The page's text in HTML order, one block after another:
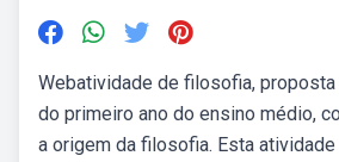
Webatividade de filosofia,
do primeiro ano do ensino médio,
a origem da filosofia. Esta